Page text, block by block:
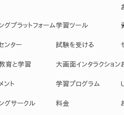
グプラットフォーム
ンター
育と学習
ント
グサークル
学習ツール
試験を受ける
大画面インタラクション
学習プログラム
料金